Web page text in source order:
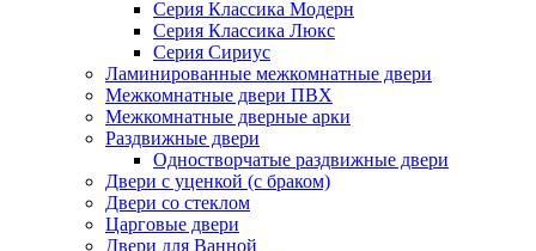
Серия Классика Модерн
Серия Классика Люкс
Серия Сириус
Ламинированные межкомнатные двери
Межкомнатные двери ПВХ
Межкомнатные дверные арки
Раздвижные двери
Одностворчатые раздвижные двери
Двери с уценкой (с браком)
Двери со стеклом
Царговые двери
Двери для Ванной